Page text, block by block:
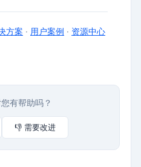
方案 · 用户案例 · 资源中心
有帮助吗？
👎 需要改进